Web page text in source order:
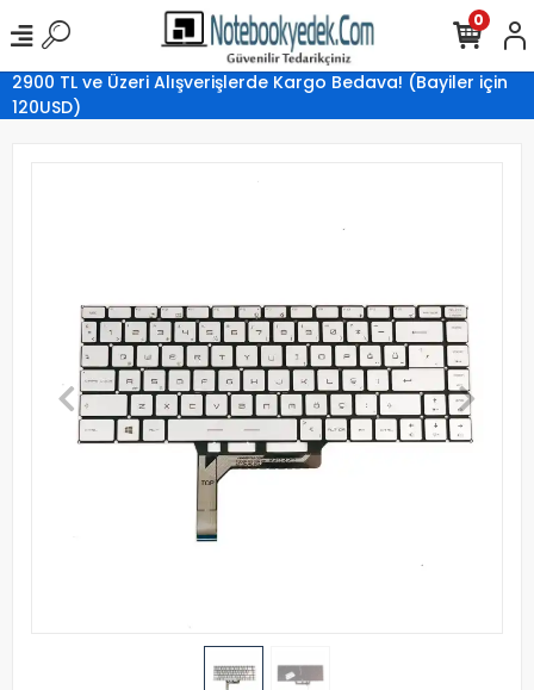
2900 TL ve Üzeri Alışverişlerde Kargo Bedava! (Bayiler için
120USD)
0